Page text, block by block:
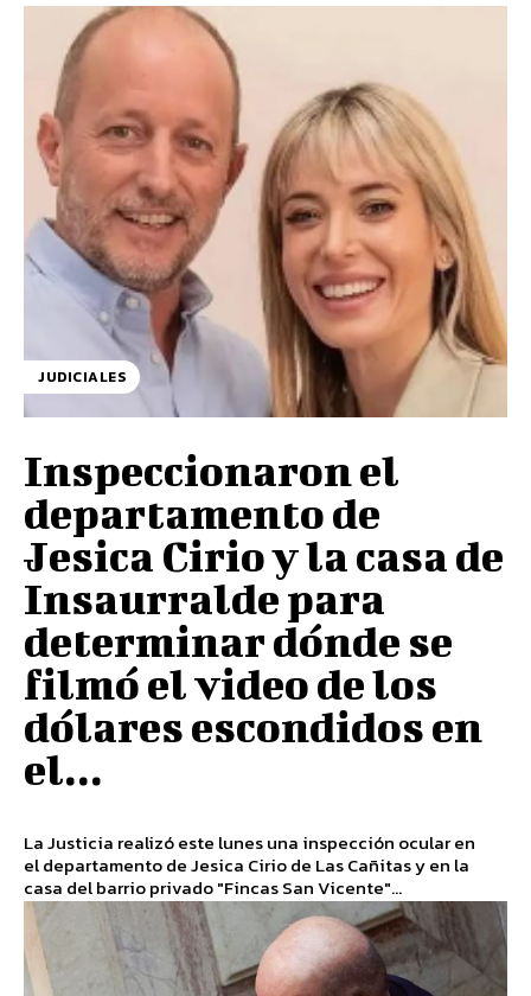
JUDICIALES
Inspeccionaron el
departamento de
Jesica Cirio y la casa de
Insaurralde para
determinar dónde se
filmó el video de los
dólares escondidos en
el...
La Justicia realizó este lunes una inspección ocular en
el departamento de Jesica Cirio de Las Cañitas y en la
casa del barrio privado "Fincas San Vicente"...